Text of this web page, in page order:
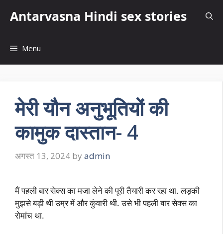
Antarvasna Hindi sex stories
Menu
मेरी यौन अनुभूतियों की
कामुक दास्तान- 4
अगस्त 13, 2024 by admin
मैं पहली बार सेक्स का मजा लेने की पूरी तैयारी कर रहा था. लड़की
मुझसे बड़ी थी उम्र में और कुंवारी थी. उसे भी पहली बार सेक्स का
रोमांच था.